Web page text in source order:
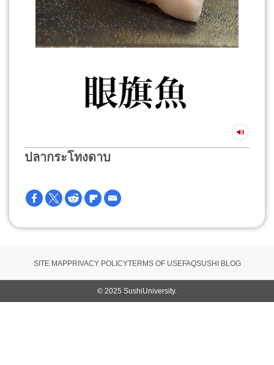
ปลากระโทงดาบ
SITE MAPPRIVACY POLICYTERMS OF USEFAQSUSHI BLOG
© 2025 SushiUniversity.